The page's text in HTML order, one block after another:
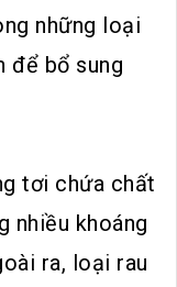
những loại
để bổ sung
tơi chứa chất
nhiều khoáng
ra, loại rau